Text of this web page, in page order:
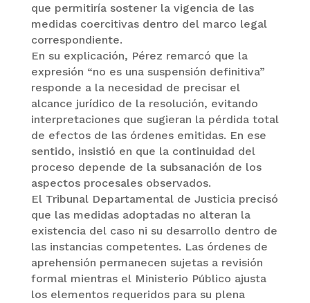
que permitiría sostener la vigencia de las
medidas coercitivas dentro del marco legal
correspondiente.
En su explicación, Pérez remarcó que la
expresión “no es una suspensión definitiva”
responde a la necesidad de precisar el
alcance jurídico de la resolución, evitando
interpretaciones que sugieran la pérdida total
de efectos de las órdenes emitidas. En ese
sentido, insistió en que la continuidad del
proceso depende de la subsanación de los
aspectos procesales observados.
El Tribunal Departamental de Justicia precisó
que las medidas adoptadas no alteran la
existencia del caso ni su desarrollo dentro de
las instancias competentes. Las órdenes de
aprehensión permanecen sujetas a revisión
formal mientras el Ministerio Público ajusta
los elementos requeridos para su plena